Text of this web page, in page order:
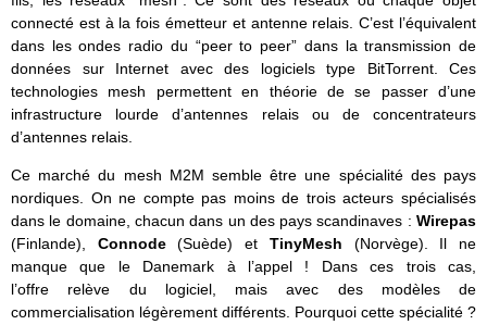
connecté est à la fois émetteur et antenne relais. C’est l’équivalent
dans les ondes radio du “peer to peer” dans la transmission de
données sur Internet avec des logiciels type BitTorrent. Ces
technologies mesh permettent en théorie de se passer d’une
infrastructure lourde d’antennes relais ou de concentrateurs
d’antennes relais.
Ce marché du mesh M2M semble être une spécialité des pays
nordiques. On ne compte pas moins de trois acteurs spécialisés
dans le domaine, chacun dans un des pays scandinaves : Wirepas
(Finlande), Connode(Suède) et TinyMesh (Norvège). Il ne
manque que le Danemark à l’appel ! Dans ces trois cas,
l’offre relève du logiciel, mais avec des modèles de
commercialisation légèrement différents. Pourquoi cette spécialité ?